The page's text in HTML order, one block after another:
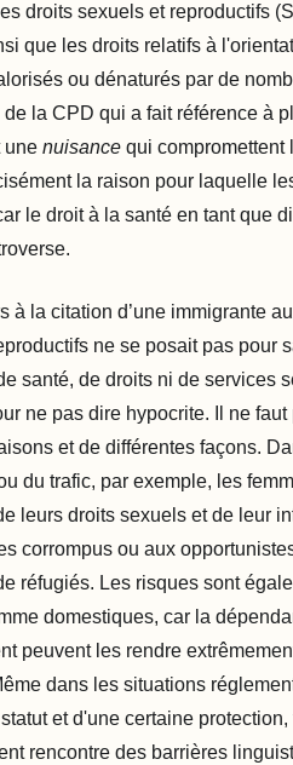
droits sexuels et reproductifs
que les droits relatifs à
ou dénaturés par de
la CPD qui a fait référence à
une nuisance qui compromettent
la raison pour laquelle
le droit à la santé en tant que
à la citation d’une immigrante
ne se posait pas pour
santé, de droits ni de services
ne pas dire hypocrite. Il ne
et de différentes façons.
du trafic, par exemple, les
leurs droits sexuels et de leur
corrompus ou aux
réfugiés. Les risques sont
domestiques, car la
peuvent les rendre
dans les situations
et d'une certaine
rencontre des barrières